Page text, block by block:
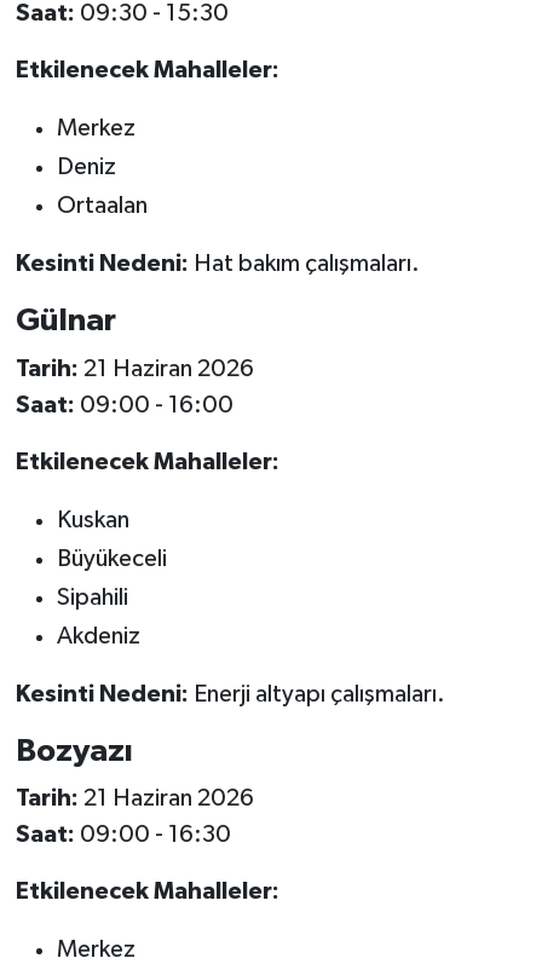
Saat: 09:30 - 15:30
Etkilenecek Mahalleler:
Merkez
Deniz
Ortaalan
Kesinti Nedeni: Hat bakım çalışmaları.
Gülnar
Tarih: 21 Haziran 2026
Saat: 09:00 - 16:00
Etkilenecek Mahalleler:
Kuskan
Büyükeceli
Sipahili
Akdeniz
Kesinti Nedeni: Enerji altyapı çalışmaları.
Bozyazı
Tarih: 21 Haziran 2026
Saat: 09:00 - 16:30
Etkilenecek Mahalleler:
Merkez